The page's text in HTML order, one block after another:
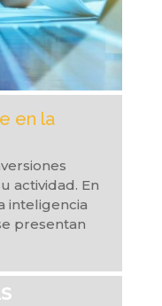
en la
actividad. En
inteligencia
presentan